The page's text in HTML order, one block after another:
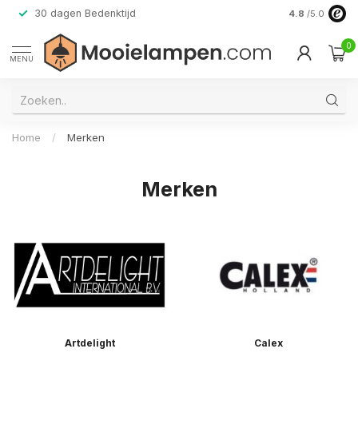
30 dagen Bedenktijd Verzending
4.8 /5.0
MENU
0
Home / Merken
Merken
Artdelight Calex